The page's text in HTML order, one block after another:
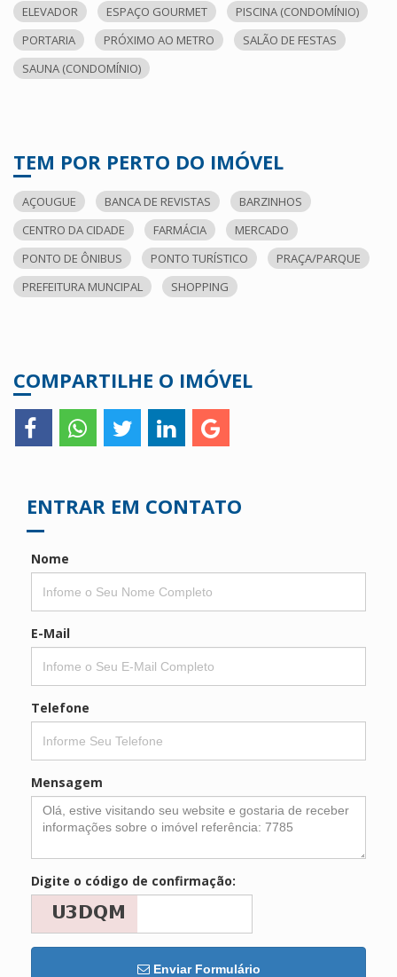
ELEVADOR ESPAÇO GOURMET
PISCINA (CONDOMÍNIO)
PORTARIA
PRÓXIMO AO METRO
SALÃO DE FESTAS
SAUNA (CONDOMÍNIO)
TEM POR PERTO DO IMÓVEL
AÇOUGUE BANCA DE REVISTAS
BARZINHOS
CENTRO DA CIDADE
FARMÁCIA
MERCADO
PONTO DE ÔNIBUS
PONTO TURÍSTICO
PRAÇA/PARQUE
PREFEITURA MUNCIPAL
SHOPPING
COMPARTILHE O IMÓVEL
ENTRAR EM CONTATO
Nome
E-Mail
Telefone
Mensagem
Digite o código de confirmação:
Enviar Formulário